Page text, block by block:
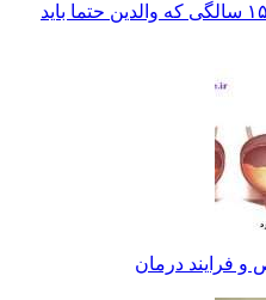
مراقبت های بعد از واکسن ۱۵ سالگی که والدین حتما باید
و فرایند درمان